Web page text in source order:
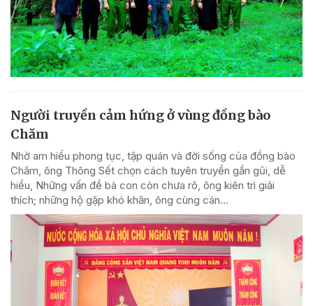
Người truyền cảm hứng ở vùng đồng bào
Chăm
Nhờ am hiểu phong tục, tập quán và đời sống của đồng bào
Chăm, ông Thông Sết chọn cách tuyên truyền gần gũi, dễ
hiểu, Những vấn đề bà con còn chưa rõ, ông kiên trì giải
thích; những hộ gặp khó khăn, ông cùng cán...